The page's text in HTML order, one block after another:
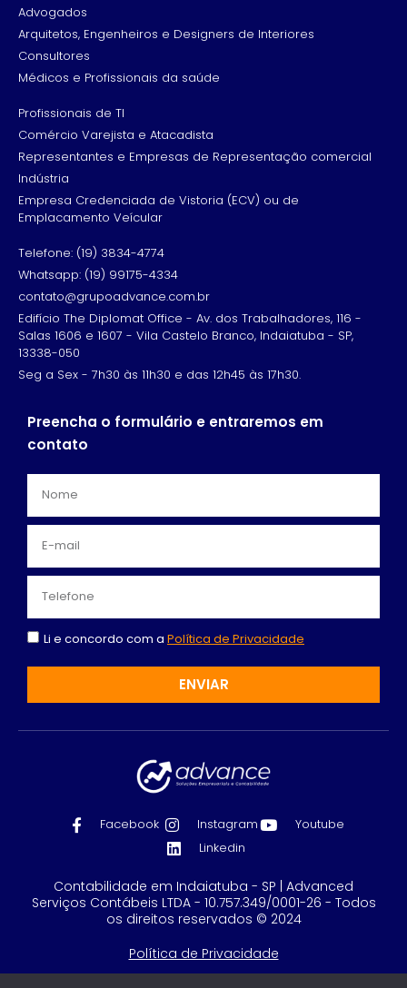
Advogados
Arquitetos, Engenheiros e Designers de Interiores
Consultores
Médicos e Profissionais da saúde
Profissionais de TI
Comércio Varejista e Atacadista
Representantes e Empresas de Representação comercial
Indústria
Empresa Credenciada de Vistoria (ECV) ou de
Emplacamento Veícular
Telefone: (19) 3834-4774
Whatsapp: (19) 99175-4334
contato@grupoadvance.com.br
Edifício The Diplomat Office - Av. dos Trabalhadores, 116 -
Salas 1606 e 1607 - Vila Castelo Branco, Indaiatuba - SP,
13338-050
Seg a Sex - 7h30 às 11h30 e das 12h45 às 17h30.
Preencha o formulário e entraremos em
contato
Li e concordo com a Política de Privacidade
ENVIAR
Facebook Instagram
Youtube
Linkedin
Contabilidade em Indaiatuba - SP | Advanced
Serviços Contábeis LTDA - 10.757.349/0001-26 - Todos
os direitos reservados © 2024
Política de Privacidade